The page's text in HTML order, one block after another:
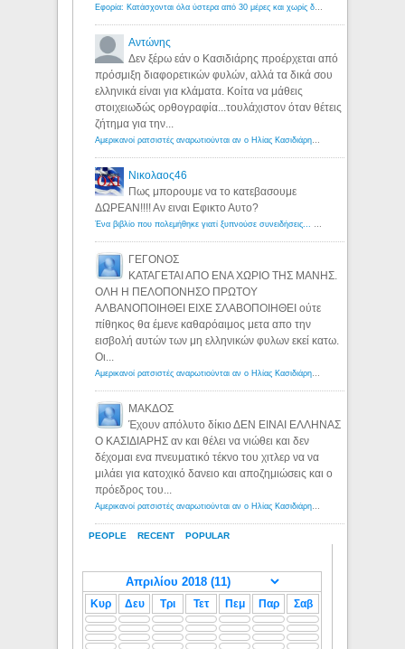
PEOPLE RECENT POPULAR
Εφορία: Κατάσχονται όλα ύστερα από 30 μέρες και χωρίς δικαστικές αποφάσεις - Λόγιος Ερμής
Αντώνης
Δεν ξέρω εάν ο Κασιδιάρης προέρχεται από
πρόσμιξη διαφορετικών φυλών, αλλά τα δικά σου
ελληνικά είναι για κλάματα. Κοίτα να μάθεις
στοιχειωδώς ορθογραφία...τουλάχιστον όταν θέτεις
ζήτημα για την...
Αμερικανοί ρατσιστές αναρωτιούνται αν ο Ηλίας Κασιδιάρης ανήκει στη λευκή φυλή... - Λόγιος Ερμής
Νικολαος46
Πως μπορουμε να το κατεβασουμε
ΔΩΡΕΑΝ!!!! Αν ειναι Εφικτο Αυτο?
Ένα βιβλίο που πολεμήθηκε γιατί ξυπνούσε συνειδήσεις... - Λόγιος Ερμής | Η γνώση ξεκινάει με την αναζήτηση...
ΓΕΓΟΝΟΣ
ΚΑΤΑΓΕΤΑΙ ΑΠΟ ΕΝΑ ΧΩΡΙΟ ΤΗΣ ΜΑΝΗΣ.
ΟΛΗ Η ΠΕΛΟΠΟΝΗΣΟ ΠΡΩΤΟΥ
ΑΛΒΑΝΟΠΟΙΗΘΕΙ ΕΙΧΕ ΣΛΑΒΟΠΟΙΗΘΕΙ ούτε
πίθηκος θα έμενε καθαρόαιμος μετα απο την
εισβολή αυτών των μη ελληνικών φυλων εκεί κατω.
Οι...
Αμερικανοί ρατσιστές αναρωτιούνται αν ο Ηλίας Κασιδιάρης ανήκει στη λευκή φυλή... - Λόγιος Ερμής
ΜΑΚΔΟΣ
Έχουν απόλυτο δίκιο ΔΕΝ ΕΙΝΑΙ ΕΛΛΗΝΑΣ
Ο ΚΑΣΙΔΙΑΡΗΣ αν και θέλει να νιώθει και δεν
δέχομαι ενα πνευματικό τέκνο του χιτλερ να να
μιλάει για κατοχικό δανειο και αποζημιώσεις και ο
πρόεδρος του...
Αμερικανοί ρατσιστές αναρωτιούνται αν ο Ηλίας Κασιδιάρης ανήκει στη λευκή φυλή... - Λόγιος Ερμής
Κυρ Δευ Τρι Τετ Πεμ Παρ Σαβ